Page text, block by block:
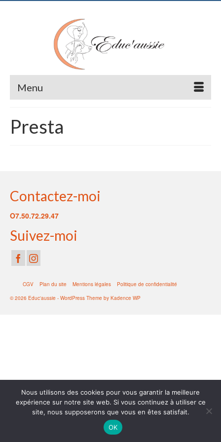
Menu
Presta
Contactez-moi
O7.50.72.29.47
Suivez-moi
CGV Plan du site Mentions légales
Politique de confidentialité
© 2026 Educ'aussie - WordPress Theme by Kadence WP
Nous utilisons des cookies pour vous garantir la meilleure
expérience sur notre site web. Si vous continuez à utiliser ce
site, nous supposerons que vous en êtes satisfait.
OK